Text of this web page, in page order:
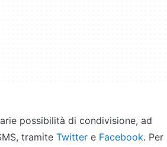
possibilità di condivisione, ad
tramite Twitter e Facebook. Per